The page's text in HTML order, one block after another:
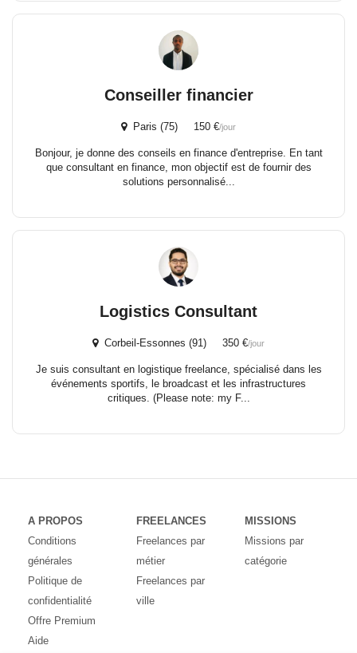
Conseiller financier
Paris (75) 150 €/jour
Bonjour, je donne des conseils en finance d'entreprise. En tant
que consultant en finance, mon objectif est de fournir des
solutions personnalisé...
Logistics Consultant
Corbeil-Essonnes (91) 350 €/jour
Je suis consultant en logistique freelance, spécialisé dans les
événements sportifs, le broadcast et les infrastructures
critiques. (Please note: my F...
A PROPOS
Conditions
générales
Politique de
confidentialité
Offre Premium
Aide
FREELANCES
Freelances par
métier
Freelances par
ville
MISSIONS
Missions par
catégorie